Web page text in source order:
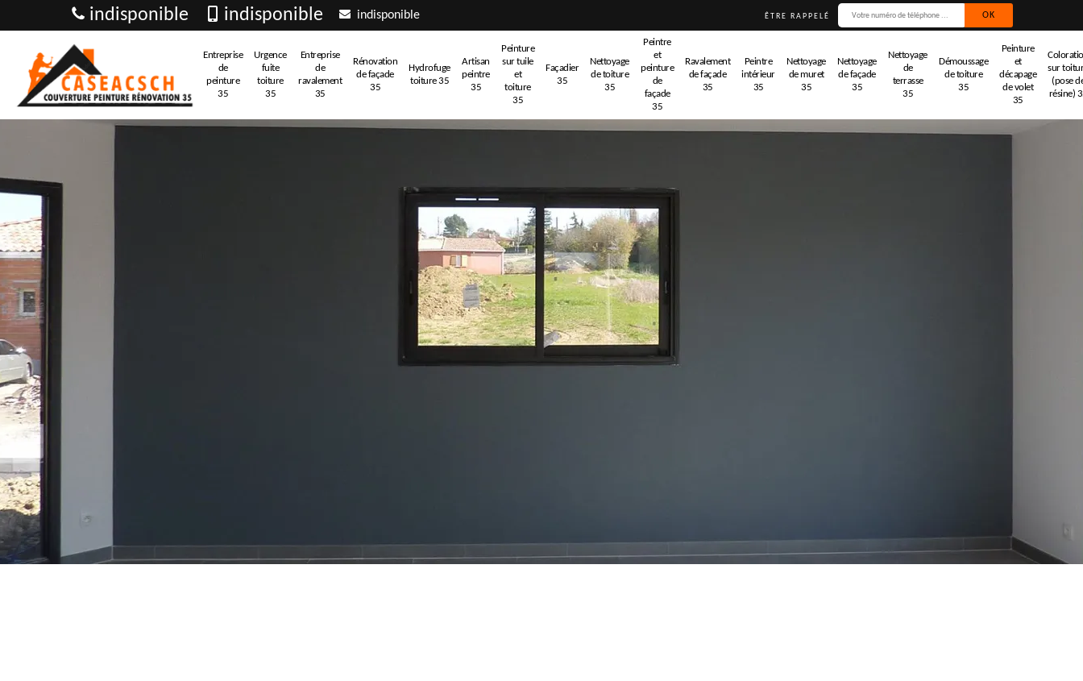
indisponible indisponible indisponible ÊTRE RAPPELÉ
Entreprise
de
peinture
35
Urgence
fuite
toiture
35
Entreprise
de
ravalement
35
Rénovation
de façade
35
Hydrofuge
toiture 35
Artisan
peintre
35
Peinture
sur tuile
et
toiture
35
Façadier
35
Nettoyage
de toiture
35
Peintre
et
peinture
de
façade
35
Ravalement
de façade
35
Peintre
intérieur
35
Nettoyage
de muret
35
Nettoyage
de façade
35
Nettoyage
de
terrasse
35
Démoussage
de toiture
35
Peinture
et
décapage
de volet
35
sur
(pose
résine)